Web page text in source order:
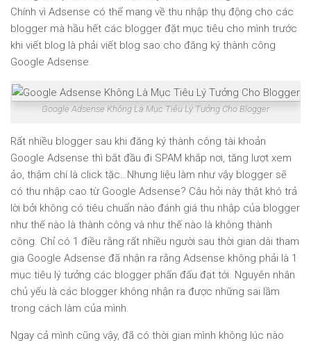
Chính vì Adsense có thể mang về thu nhập thụ động cho các
blogger mà hầu hết các blogger đặt mục tiêu cho mình trước
khi viết blog là phải viết blog sao cho đăng ký thành công
Google Adsense.
Google Adsense Không Là Mục Tiêu Lý Tưởng Cho Blogger
Rất nhiều blogger sau khi đăng ký thành công tài khoản
Google Adsense thì bắt đầu đi SPAM khắp nơi, tăng lượt xem
ảo, thậm chí là click tặc…Nhưng liệu làm như vậy blogger sẽ
có thu nhập cao từ Google Adsense? Câu hỏi này thật khó trả
lời bởi không có tiêu chuẩn nào đánh giá thu nhập của blogger
như thế nào là thành công và như thế nào là không thành
công. Chỉ có 1 điều rằng rất nhiều người sau thời gian dài tham
gia Google Adsense đã nhận ra rằng Adsense không phải là 1
mục tiêu lý tưởng các blogger phấn đấu đạt tới. Nguyên nhân
chủ yếu là các blogger không nhận ra được những sai lầm
trong cách làm của mình.
Ngay cả mình cũng vậy, đã có thời gian mình không lúc nào